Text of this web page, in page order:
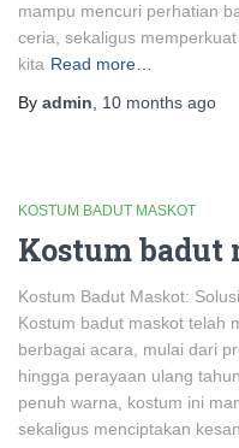
mampu mencuri perhatian
ceria, sekaligus
kita Read more…
By admin 10 months ago
KOSTUM BADUT MASKOT
Kostum badut
Kostum Badut Maskot:
Kostum badut maskot telah
berbagai acara, mulai dari
hingga perayaan ulang
penuh warna, kostum ini
sekaligus menciptakan